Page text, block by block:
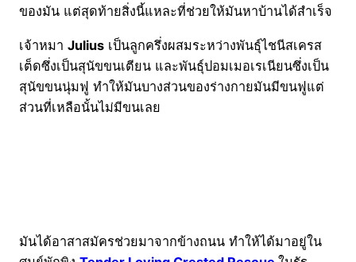
ของมัน แต่สุดท้ายสิ่งนี้แหละที่ช่วยให้มันหาบ้านได้สำเร็จ
เจ้าหมา Julius เป็นลูกครึ่งผสมระหว่างพันธุ์ไชนีสเครส
เต็ดซึ่งเป็นสุนัขขนเตียน และพันธุ์ปอมเมอเรเนียนซึ่งเป็น
สุนัขขนนุ่มฟู ทำให้มันบางส่วนของร่างกายมันมีขนฟูแต่
ส่วนที่เหลือนั้นไม่มีขนเลย
มันได้อาสาสมัครช่วยมาจากข้างถนน ทำให้ได้มาอยู่ใน